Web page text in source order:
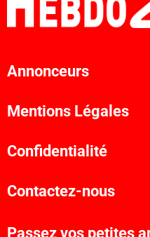
Annonceurs
Mentions Légales
Confidentialité
Contactez-nous
Passez vos petites